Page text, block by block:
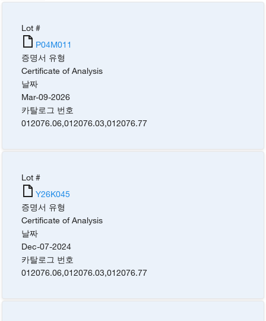
Lot #
P04M011
증명서 유형
Certificate of Analysis
날짜
Mar-09-2026
카탈로그 번호
012076.06,012076.03,012076.77
Lot #
Y26K045
증명서 유형
Certificate of Analysis
날짜
Dec-07-2024
카탈로그 번호
012076.06,012076.03,012076.77